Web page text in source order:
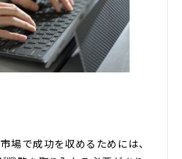
場で成功を収めるためには、